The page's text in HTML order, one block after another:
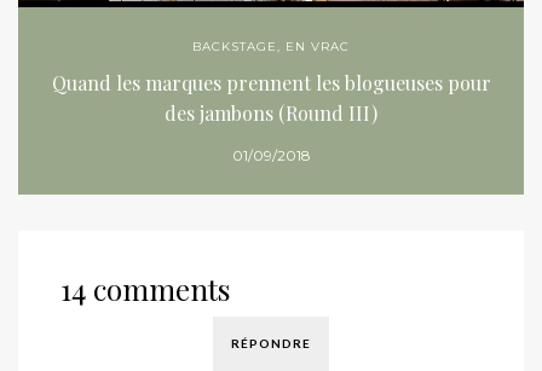
BACKSTAGE, EN VRAC
Quand les marques prennent les blogueuses pour
des jambons (Round III)
01/09/2018
14 comments
RÉPONDRE